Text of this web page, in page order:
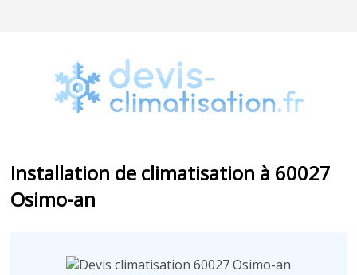
Installation de climatisation à 60027
Osimo-an